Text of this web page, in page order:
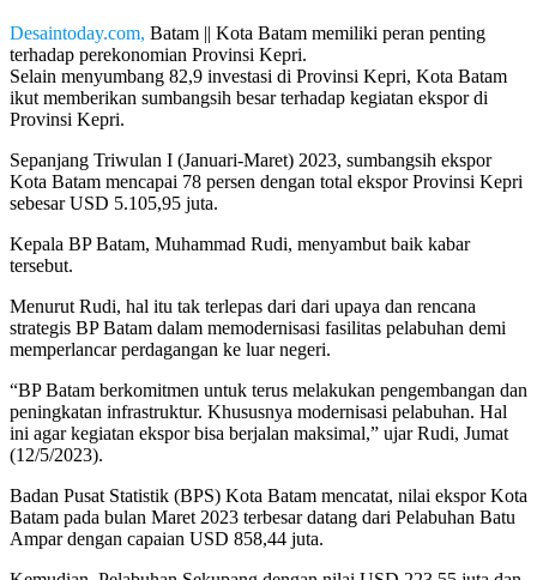
Desaintoday.com, Batam || Kota Batam memiliki peran penting
terhadap perekonomian Provinsi Kepri.
Selain menyumbang 82,9 investasi di Provinsi Kepri, Kota Batam
ikut memberikan sumbangsih besar terhadap kegiatan ekspor di
Provinsi Kepri.
Sepanjang Triwulan I (Januari-Maret) 2023, sumbangsih ekspor
Kota Batam mencapai 78 persen dengan total ekspor Provinsi Kepri
sebesar USD 5.105,95 juta.
Kepala BP Batam, Muhammad Rudi, menyambut baik kabar
tersebut.
Menurut Rudi, hal itu tak terlepas dari dari upaya dan rencana
strategis BP Batam dalam memodernisasi fasilitas pelabuhan demi
memperlancar perdagangan ke luar negeri.
“BP Batam berkomitmen untuk terus melakukan pengembangan dan
peningkatan infrastruktur. Khususnya modernisasi pelabuhan. Hal
ini agar kegiatan ekspor bisa berjalan maksimal,” ujar Rudi, Jumat
(12/5/2023).
Badan Pusat Statistik (BPS) Kota Batam mencatat, nilai ekspor Kota
Batam pada bulan Maret 2023 terbesar datang dari Pelabuhan Batu
Ampar dengan capaian USD 858,44 juta.